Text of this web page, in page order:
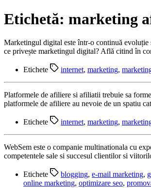
Etichetă: marketing
Marketingul digital este într-o continuă evoluție
ce privește marketingul digital? Află citind în
Etichete internet, marketing,
Platformele de afiliere si afiliatii trebuie sa
platformele de afiliere au nevoie de un spatiu
Etichete internet, marketing,
WebSem este o companie multinationala cu
competentele sale si succesul clientilor si
Etichete blogging, e-mail marketing,
online marketing, optimizare seo,